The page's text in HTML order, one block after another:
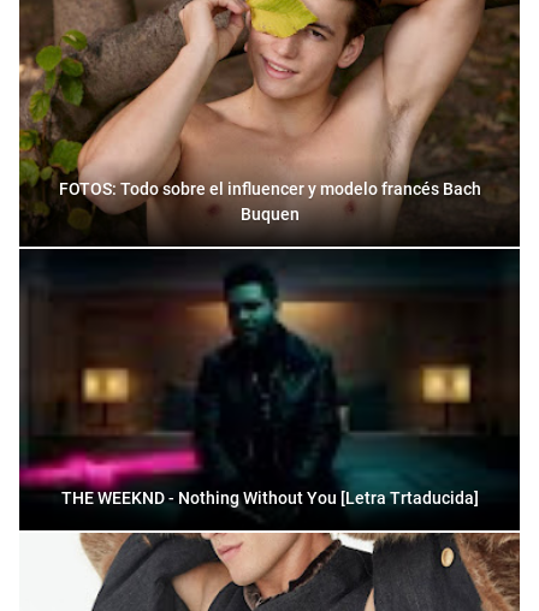
FOTOS: Todo sobre el influencer y modelo francés Bach
Buquen
THE WEEKND - Nothing Without You [Letra Trtaducida]